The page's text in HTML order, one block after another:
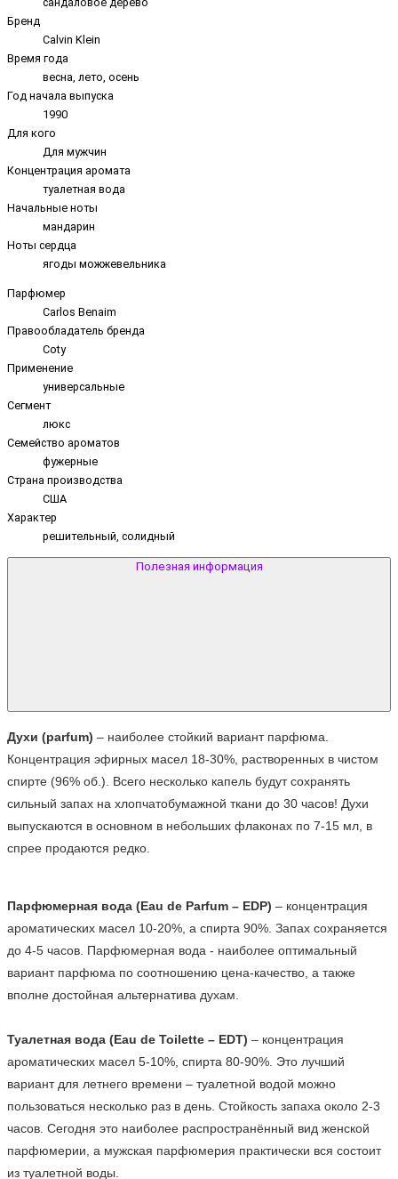
Бренд
Calvin Klein
Время года
весна, лето, осень
Год начала выпуска
1990
Для кого
Для мужчин
Концентрация аромата
туалетная вода
Начальные ноты
мандарин
Ноты сердца
ягоды можжевельника
Парфюмер
Carlos Benaim
Правообладатель бренда
Coty
Применение
универсальные
Сегмент
люкс
Семейство ароматов
фужерные
Страна производства
США
Характер
решительный, солидный
Полезная информация
Духи (parfum) – наиболее стойкий вариант парфюма.
Концентрация эфирных масел 18-30%, растворенных в чистом
спирте (96% об.). Всего несколько капель будут сохранять
сильный запах на хлопчатобумажной ткани до 30 часов! Духи
выпускаются в основном в небольших флаконах по 7-15 мл, в
спрее продаются редко.
Парфюмерная вода (Eau de Parfum – EDP) – концентрация
ароматических масел 10-20%, а спирта 90%. Запах сохраняется
до 4-5 часов. Парфюмерная вода - наиболее оптимальный
вариант парфюма по соотношению цена-качество, а также
вполне достойная альтернатива духам.
Туалетная вода (Eau de Toilette – EDT) – концентрация
ароматических масел 5-10%, спирта 80-90%. Это лучший
вариант для летнего времени – туалетной водой можно
пользоваться несколько раз в день. Стойкость запаха около 2-3
часов. Сегодня это наиболее распространённый вид женской
парфюмерии, а мужская парфюмерия практически вся состоит
из туалетной воды.